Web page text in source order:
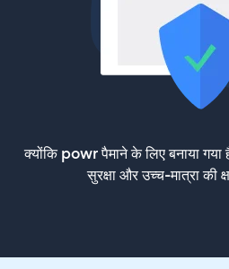
क्योंकि powr पैमाने के लिए बनाया
सुरक्षा और उच्च-मात्रा की